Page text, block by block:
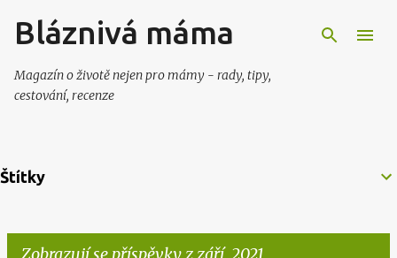
Přeskočit na hlavní obsah
Bláznivá máma
Magazín o životě nejen pro mámy - rady, tipy,
cestování, recenze
Štítky